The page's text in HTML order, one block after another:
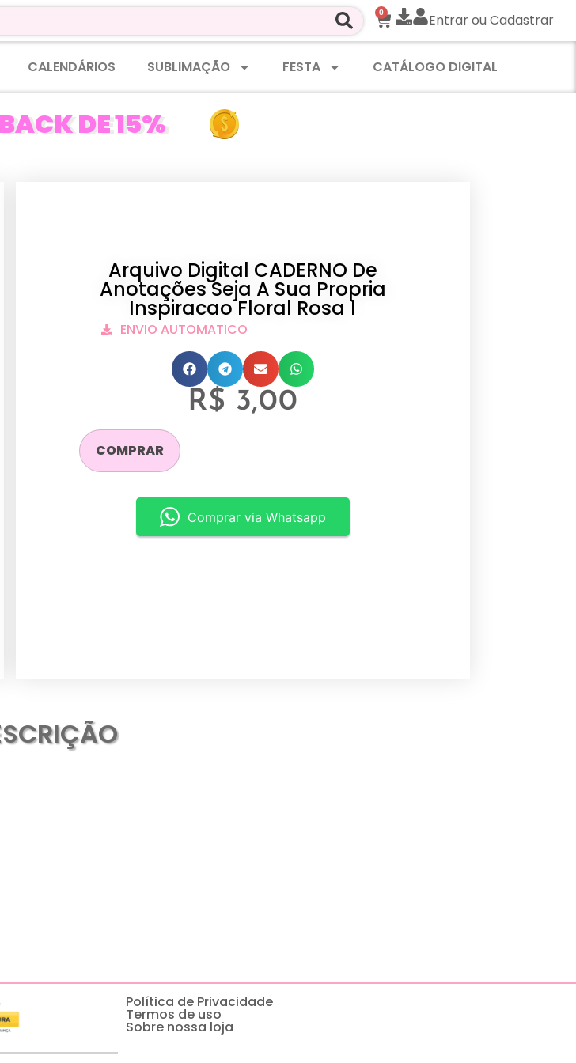
0 Entrar ou Cadastrar
CALENDÁRIOS SUBLIMAÇÃO FESTA CATÁLOGO DIGITAL
DE 15%
Arquivo Digital CADERNO De
Anotações Seja A Sua Propria
Inspiracao Floral Rosa 1
ENVIO AUTOMATICO
R$ 3,00
COMPRAR
Comprar via Whatsapp
Política de Privacidade
Termos de uso
Sobre nossa loja